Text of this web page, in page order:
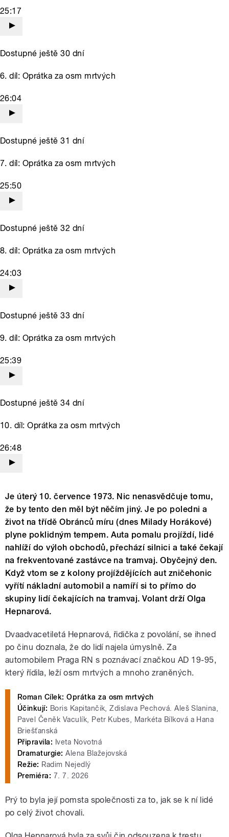
25:17
Dostupné ještě 30 dní
6. díl: Oprátka za osm mrtvých
26:04
Dostupné ještě 31 dní
7. díl: Oprátka za osm mrtvých
25:50
Dostupné ještě 32 dní
8. díl: Oprátka za osm mrtvých
24:03
Dostupné ještě 33 dní
9. díl: Oprátka za osm mrtvých
25:39
Dostupné ještě 34 dní
10. díl: Oprátka za osm mrtvých
26:48
Je úterý 10. července 1973. Nic nenasvědčuje tomu,
že by tento den měl být něčím jiný. Je po poledni a
život na třídě Obránců míru (dnes Milady Horákové)
plyne poklidným tempem. Auta pomalu projíždí, lidé
nahlíží do výloh obchodů, přechází silnici a také čekají
na frekventované zastávce na tramvaj. Obyčejný den.
Když vtom se z kolony projíždějících aut zničehonic
vyřítí nákladní automobil a namíří si to přímo do
skupiny lidí čekajících na tramvaj. Volant drží Olga
Hepnarová.
Dvaadvacetiletá Hepnarová, řidička z povolání, se ihned
po činu doznala, že do lidí najela úmyslně. Za
automobilem Praga RN s poznávací značkou AD 19-95,
který řídila, leží osm mrtvých a mnoho zraněných.
Roman Cílek: Oprátka za osm mrtvých
Účinkují: Boris Kapitančik, Zdislava Pechová. Aleš Slanina,
Pavel Čeněk Vaculík, Petr Kubes, Markéta Bílková a Hana
Briešťanská
Připravila: Iveta Novotná
Dramaturgie: Alena Blažejovská
Režie: Radim Nejedlý
Premiéra: 7. 7. 2026
Prý to byla její pomsta společnosti za to, jak se k ní lidé
po celý život chovali.